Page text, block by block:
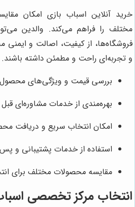
خرید آنلاین اسباب بازی امکان
مختلف را فراهم می‌کند. والدین
فروشگاه‌ها، از کیفیت، اصالت و
و تجربه‌ای راحت و مطمئن داشته باشند.
بررسی قیمت و ویژگی‌های محصول
بهره‌مندی از خدمات مشاوره‌ای قبل
امکان انتخاب سریع و دریافت
استفاده از خدمات پشتیبانی و
مقایسه محصولات مختلف برای
انتخاب مرکز تخصصی